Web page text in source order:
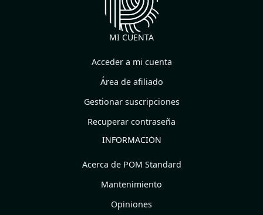
MI CUENTA
Acceder a mi cuenta
Área de afiliado
Gestionar suscripciones
Recuperar contraseña
INFORMACIÓN
Acerca de POM Standard
Mantenimiento
Opiniones